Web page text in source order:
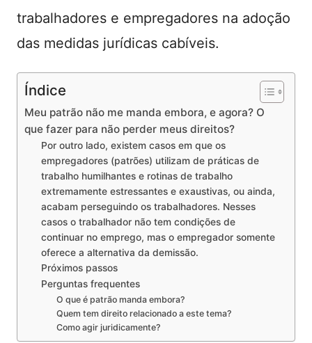
trabalhadores e empregadores na adoção
das medidas jurídicas cabíveis.
Índice
Meu patrão não me manda embora, e agora? O
que fazer para não perder meus direitos?
Por outro lado, existem casos em que os
empregadores (patrões) utilizam de práticas de
trabalho humilhantes e rotinas de trabalho
extremamente estressantes e exaustivas, ou ainda,
acabam perseguindo os trabalhadores. Nesses
casos o trabalhador não tem condições de
continuar no emprego, mas o empregador somente
oferece a alternativa da demissão.
Próximos passos
Perguntas frequentes
O que é patrão manda embora?
Quem tem direito relacionado a este tema?
Como agir juridicamente?